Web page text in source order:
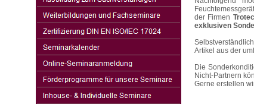
der Firmen Trotec
exklusiven
Artikel aus der
Die
Nicht-Partnern
Gerne erstellen